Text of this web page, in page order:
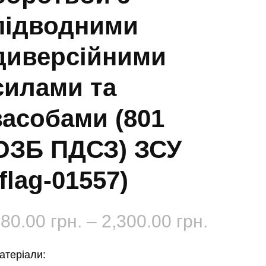
та
(801
ПДСЗ) ЗСУ
01557)
грн. – 2,300.00 грн.